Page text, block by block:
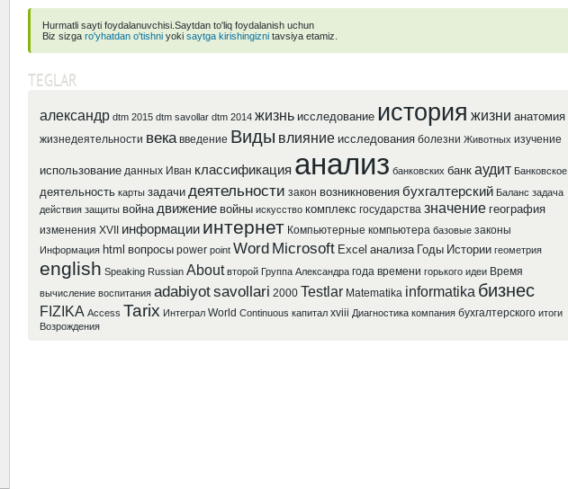
Hurmatli sayti foydalanuvchisi.Saytdan to'liq foydalanish uchun
Biz sizga ro'yhatdan o'tishniyoki saytga kirishingiznitavsiya etamiz.
TEGLAR
александр dtm 2015 dtm savollar dtm 2014 жизнь исследование история жизни анатомия
жизнедеятельности века введение Виды влияние исследования болезни Животных изучение
использование данных Иван классификация анализ банковских банк аудит Банковское
деятельность карты задачи деятельности закон возникновения бухгалтерский Баланс задача
действия защиты война движение войны искусство комплекс государства значение география
изменения XVII информации интернет Компьютерные компьютера базовые законы
Информация html вопросы power point Word Microsoft Excel анализа Годы Истории геометрия
english Speaking Russian About второй Группа Александра года времени горького идеи Время
вычисление воспитания adabiyotsavollari 2000 Testlar Matematika informatika бизнес
FIZIKA Access Tarix Интеграл World Continuous капитал xviii Диагностика компания бухгалтерского итоги
Возрождения